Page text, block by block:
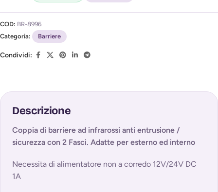
COD: BR-8996
Categoria:
Barriere
Condividi:
Descrizione
Coppia di barriere ad infrarossi anti entrusione /
sicurezza con 2 Fasci. Adatte per esterno ed interno
Necessita di alimentatore non a corredo 12V/24V DC
1A